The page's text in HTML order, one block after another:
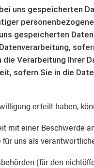
uns gespeicherten
gespeicherten
Verarbeitung Ihrer
sofern Sie in die
erteilt haben,
mit einer Beschwerde
uns als
(für den